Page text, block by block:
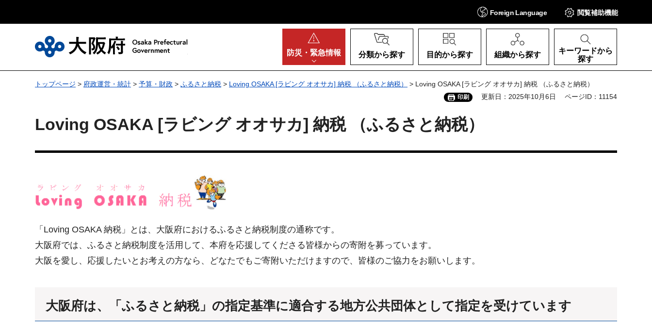
Foreign Language 閲覧補助機能
防災・ 緊急情報 分類から探す 目的から探す 組織から探す
キーワードから
探す
トップページ > 府政運営・統計 > 予算・財政 > ふるさと納税 > Loving OSAKA [ラビング オオサカ] 納税 （ふるさと納税） > Loving OSAKA [ラビング オオサカ] 納税 （ふるさと納税）
印刷 更新日：2025年10月6日 ページID：11154
Loving OSAKA [ラビング オオサカ] 納税 （ふるさと納税）
「Loving OSAKA 納税」とは、大阪府におけるふるさと納税制度の通称です。
大阪府では、ふるさと納税制度を活用して、本府を応援してくださる皆様からの寄附を募っています。
大阪を愛し、応援したいとお考えの方なら、どなたでもご寄附いただけますので、皆様のご協力をお願いします。
大阪府は、「ふるさと納税」の指定基準に適合する地方公共団体として指定を受けています